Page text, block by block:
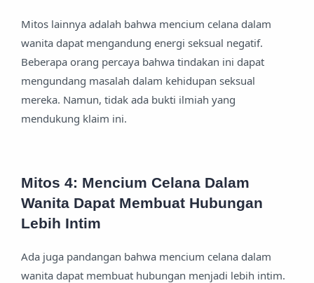
Mitos lainnya adalah bahwa mencium celana dalam
wanita dapat mengandung energi seksual negatif.
Beberapa orang percaya bahwa tindakan ini dapat
mengundang masalah dalam kehidupan seksual
mereka. Namun, tidak ada bukti ilmiah yang
mendukung klaim ini.
Mitos 4: Mencium Celana Dalam
Wanita Dapat Membuat Hubungan
Lebih Intim
Ada juga pandangan bahwa mencium celana dalam
wanita dapat membuat hubungan menjadi lebih intim.